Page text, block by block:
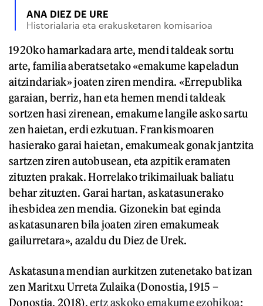
ANA DIEZ DE URE
Historialaria eta erakusketaren komisarioa
1920ko hamarkadara arte, mendi taldeak sortu
arte, familia aberatsetako «emakume kapeladun
aitzindariak» joaten ziren mendira. «Errepublika
garaian, berriz, han eta hemen mendi taldeak
sortzen hasi zirenean, emakume langile asko sartu
zen haietan, erdi ezkutuan. Frankismoaren
hasierako garai haietan, emakumeak gonak jantzita
sartzen ziren autobusean, eta azpitik eramaten
zituzten prakak. Horrelako trikimailuak baliatu
behar zituzten. Garai hartan, askatasunerako
ihesbidea zen mendia. Gizonekin bat eginda
askatasunaren bila joaten ziren emakumeak
gailurretara», azaldu du Diez de Urek.
Askatasuna mendian aurkitzen zutenetako bat izan
zen Maritxu Urreta Zulaika (Donostia, 1915 –
Donostia, 2018),ertz askoko emakume ezohikoa: